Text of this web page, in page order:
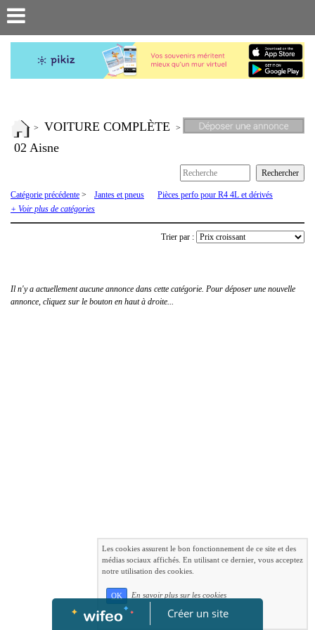
> VOITURE COMPLÈTE >
02 Aisne
Catégorie précédente > Jantes et pneus
Pièces perfo pour R4 4L et dérivés
Pièces R4 4L
Voiture complète
+ Voir plus de catégories
Trier par :
Il n'y a actuellement aucune annonce dans cette catégorie. Pour déposer une nouvelle
annonce, cliquez sur le bouton en haut à droite...
Créer un site
Les cookies assurent le bon fonctionnement de ce site et des
médias sociaux affichés. En utilisant ce dernier, vous acceptez
notre utilisation des cookies.
OK En savoir plus sur les cookies